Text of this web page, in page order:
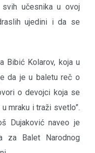
učesnika u ovoj
ujedini i da se
Bibić Kolarov, koja u
da je u baletu reč o
o devojci koja se
mraku i traži svetlo”.
Dujaković naveo je
za Balet Narodnog